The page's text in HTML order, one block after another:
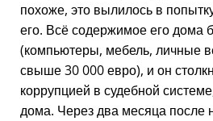
похоже, это вылилось в
его. Всё содержимое его дома
(компьютеры, мебель, личные
свыше 30 000 евро), и он
коррупцией в судебной
дома. Через два месяца после